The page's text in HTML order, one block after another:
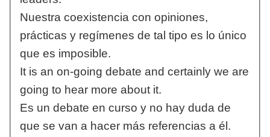
Nuestra coexistencia con opiniones,
prácticas y regímenes de tal tipo es lo único
que es imposible.
It is an on-going debate and certainly we are
going to hear more about it.
Es un debate en curso y no hay duda de
que se van a hacer más referencias a él.